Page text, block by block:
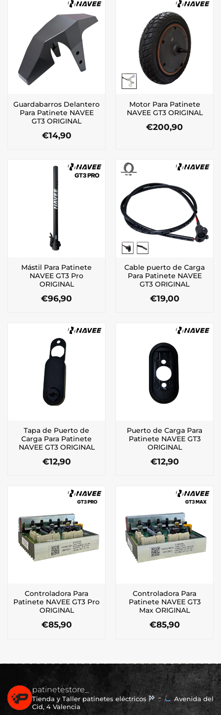
Guardabarros Delantero
Para Patinete NAVEE
GT3 ORIGINAL
€14,90
Motor Para Patinete
NAVEE GT3 ORIGINAL
€200,90
Mástil Para Patinete
NAVEE GT3 Pro
ORIGINAL
€96,90
Cable puerto de Carga
Para Patinete NAVEE
GT3 ORIGINAL
€19,00
Tapa de Puerto de
Carga Para Patinete
NAVEE GT3 ORIGINAL
€12,90
Puerto de Carga Para
Patinete NAVEE GT3
ORIGINAL
€12,90
Controladora Para
Patinete NAVEE GT3 Pro
ORIGINAL
€85,90
Controladora Para
Patinete NAVEE GT3
Max ORIGINAL
€85,90
patinetestore_
Tienda y Taller patinetes eléctricos
Avenida del
Cid, 4 Valencia